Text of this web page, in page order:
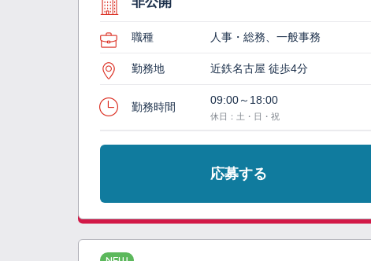
職種 人事・総務、一般事務
勤務地 近鉄名古屋 徒歩4分
勤務時間
09:00～18:00
休日：土・日・祝
応募する